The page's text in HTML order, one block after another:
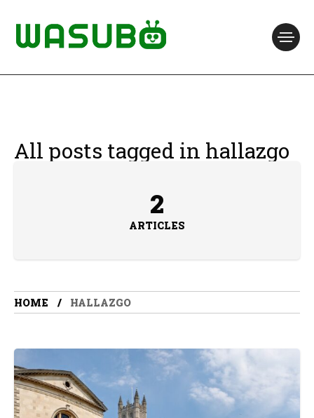
All posts tagged in hallazgo
2
ARTICLES
HOME HALLAZGO